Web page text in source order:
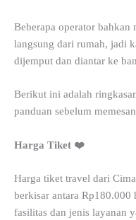
Beberapa operator bahkan
langsung dari rumah, jadi
dijemput dan diantar ke
Berikut ini adalah
panduan sebelum
Harga Tiket ❤️
Harga tiket travel dari
berkisar antara
fasilitas dan jenis layanan